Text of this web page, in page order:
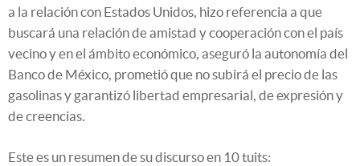
a la relación con Estados Unidos, hizo referencia a que
buscará una relación de amistad y cooperación con el país
vecino y en el ámbito económico, aseguró la autonomía del
Banco de México, prometió que no subirá el precio de las
gasolinas y garantizó libertad empresarial, de expresión y
de creencias.
Este es un resumen de su discurso en 10 tuits: